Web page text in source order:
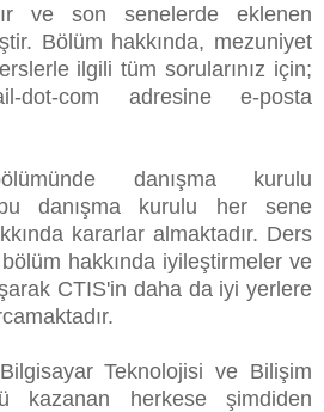
ve son senelerde eklenen
Bölüm hakkında, mezuniyet
ilgili tüm sorularınız için;
dot-com adresine e-posta
danışma kurulu
danışma kurulu her sene
kararlar almaktadır. Ders
hakkında iyileştirmeler ve
CTIS'in daha da iyi yerlere
Teknolojisi ve Bilişim
kazanan herkese şimdiden